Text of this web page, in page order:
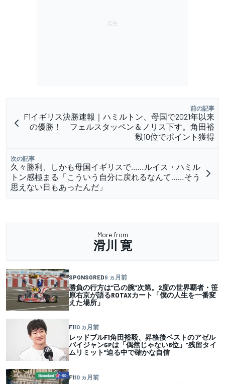
前の記事
F1イギリス決勝速報｜ハミルトン、母国で2021年以来
の優勝！ フェルスタッペン＆ノリス下す。角田裕
毅10位でポイント獲得
次の記事
久々勝利、しかも母国イギリスで……ルイス・ハミル
トン感極まる「こういう自分に戻れるなんて……そう
思えない日もあったんだ」
More from
滑川 寛
SPONSORED9 ヵ月前
勝負の行方は“己の腕”次第。2度の世界覇者・笹
原右京が語るROTAXカート「僕の人生を一番変
えた場所」
F110 ヵ月前
レッドブルF1角田裕毅、昇格後ベストのアゼル
バイジャンGPは「偶然じゃない6位」“残留タイ
ムリミット”迫る中で確かな自信
F110 ヵ月前